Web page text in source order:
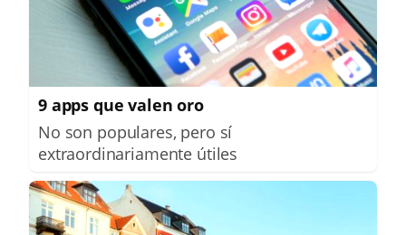
9 apps que valen oro
No son populares, pero sí
extraordinariamente útiles